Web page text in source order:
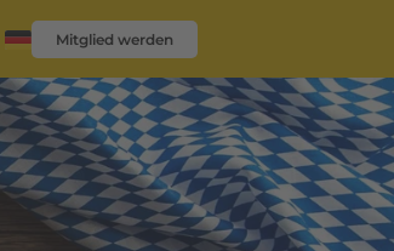
Mitglied werden